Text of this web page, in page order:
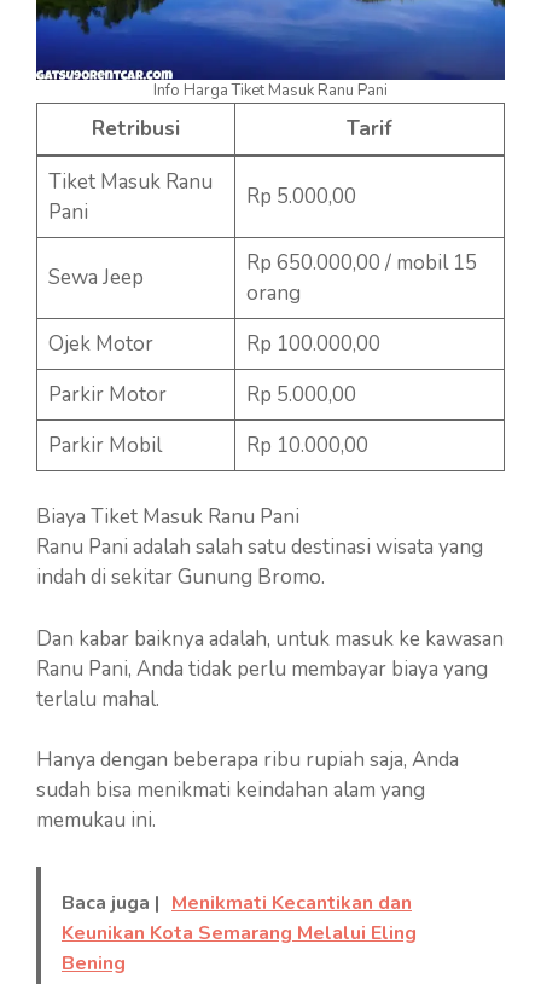
Info Harga Tiket Masuk Ranu Pani
Retribusi
Tarif
Tiket Masuk Ranu
Pani
Rp 5.000,00
Sewa Jeep
Rp 650.000,00 / mobil 15
orang
Ojek Motor
Rp 100.000,00
Parkir Motor
Rp 5.000,00
Parkir Mobil
Rp 10.000,00
Biaya Tiket Masuk Ranu Pani
Ranu Pani adalah salah satu destinasi wisata yang
indah di sekitar Gunung Bromo.
Dan kabar baiknya adalah, untuk masuk ke kawasan
Ranu Pani, Anda tidak perlu membayar biaya yang
terlalu mahal.
Hanya dengan beberapa ribu rupiah saja, Anda
sudah bisa menikmati keindahan alam yang
memukau ini.
Baca juga | Menikmati Kecantikan dan
Keunikan Kota Semarang Melalui Eling
Bening